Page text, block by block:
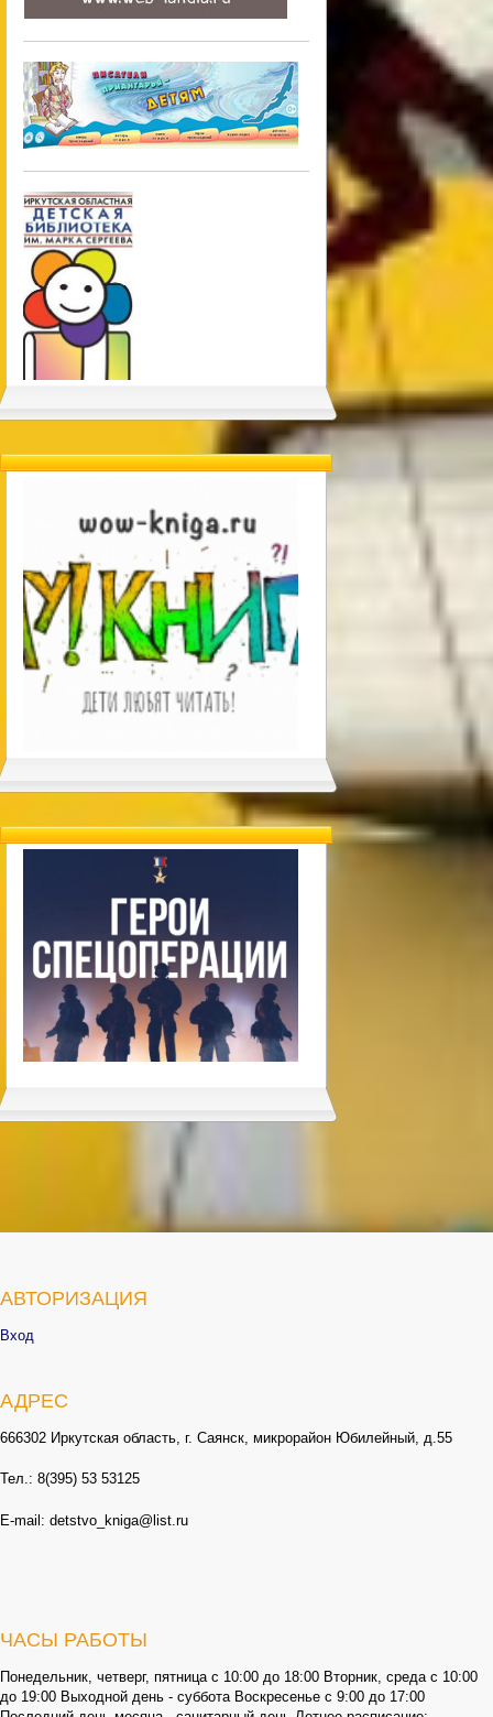
АВТОРИЗАЦИЯ
Вход
АДРЕС
666302 Иркутская область, г. Саянск, микрорайон Юбилейный, д.55
Тел.: 8(395) 53 53125
E-mail: detstvo_kniga@list.ru
ЧАСЫ РАБОТЫ
Понедельник, четверг, пятница с 10:00 до 18:00 Вторник, среда с 10:00
до 19:00 Выходной день - суббота Воскресенье с 9:00 до 17:00